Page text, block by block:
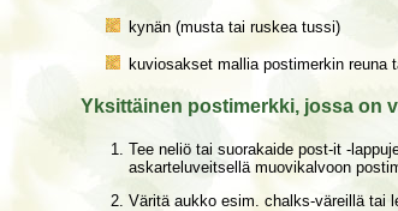
kynän (musta tai ruskea tussi)
kuviosakset mallia postimerkin reuna
Yksittäinen postimerkki, jossa on
Tee neliö tai suorakaide post-it -
askarteluveitsellä muovikalvoon
Väritä aukko esim. chalks-väreillä tai